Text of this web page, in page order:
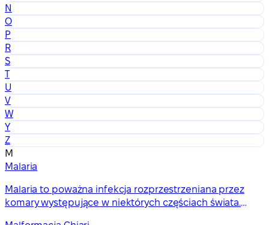
N
O
P
R
S
T
U
V
W
Y
Z
M
Malaria
Malaria to poważna infekcja rozprzestrzeniana przez
komary występujące w niektórych częściach świata.